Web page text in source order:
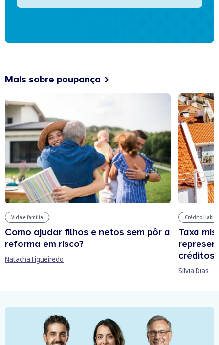
Mais sobre poupança
Vida e família
Como ajudar filhos e netos sem pôr a
reforma em risco?
Natacha Figueiredo
Crédito
Taxa
créditos
Sílvia Dias